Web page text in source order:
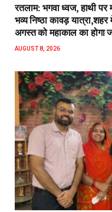
रतलाम: भगवा ध्वज, हाथी
भव्य निष्ठा कावड़
अगस्त को महाकाल का होगा
AUGUST 8, 2026